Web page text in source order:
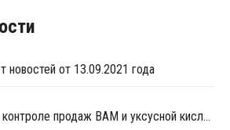
новостей от 13.09.2021 года
Celanese объявила о контроле продаж ВАМ и уксусной кислоты